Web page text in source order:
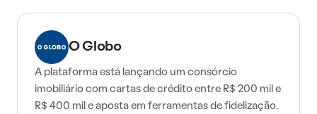
O Globo
A plataforma está lançando um consórcio
imobiliário com cartas de crédito entre R$ 200 mil e
R$ 400 mil e aposta em ferramentas de fidelização.